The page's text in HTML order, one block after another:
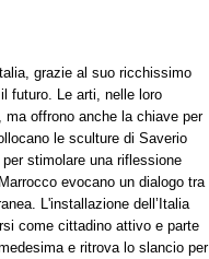
grazie al suo ricchissimo
futuro. Le arti, nelle loro
offrono anche la chiave per
le sculture di Saverio
stimolare una riflessione
evocano un dialogo tra
L'installazione dell’Italia
come cittadino attivo e parte
e ritrova lo slancio per